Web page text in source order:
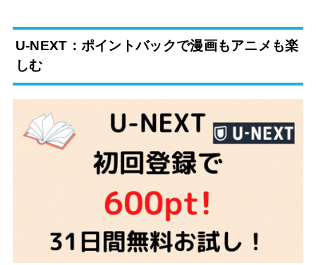
U-NEXT：ポイントバックで漫画もアニメも楽
しむ